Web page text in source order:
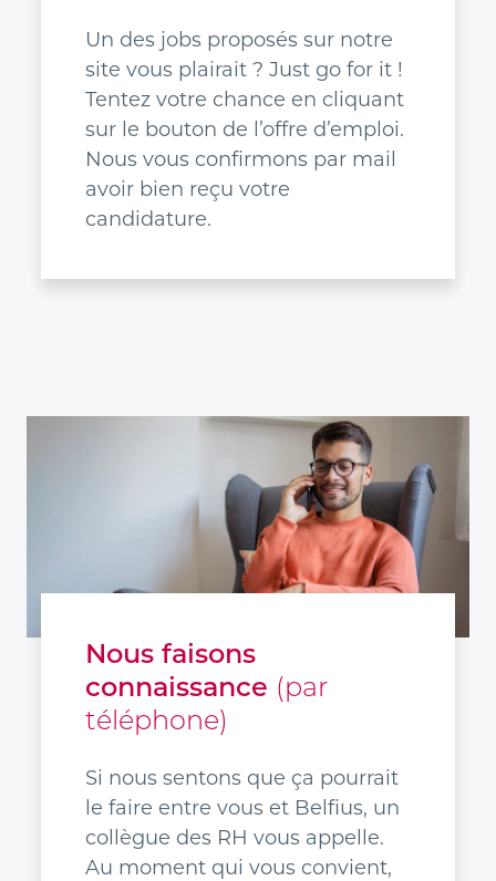
Un des jobs proposés sur notre
site vous plairait ? Just go for it !
Tentez votre chance en cliquant
sur le bouton de l’offre d’emploi.
Nous vous confirmons par mail
avoir bien reçu votre
candidature.
Nous faisons
connaissance (par
téléphone)
Si nous sentons que ça pourrait
le faire entre vous et Belfius, un
collègue des RH vous appelle.
Au moment qui vous convient,